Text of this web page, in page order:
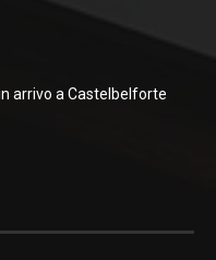
arrivo a Castelbelforte